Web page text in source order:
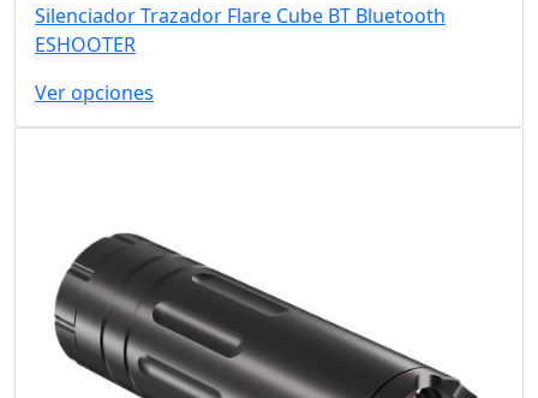
Silenciador Trazador Flare Cube BT Bluetooth
ESHOOTER
Ver opciones